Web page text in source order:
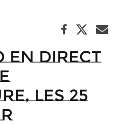
en direct
les 25